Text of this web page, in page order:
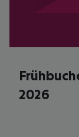
2026